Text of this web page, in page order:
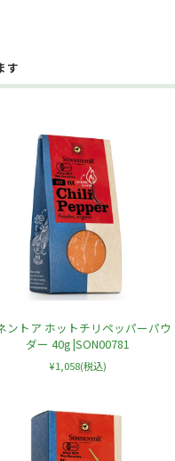
す
ントア ホットチリペッパーパウ
ダー 40g |SON00781
¥1,058(税込)